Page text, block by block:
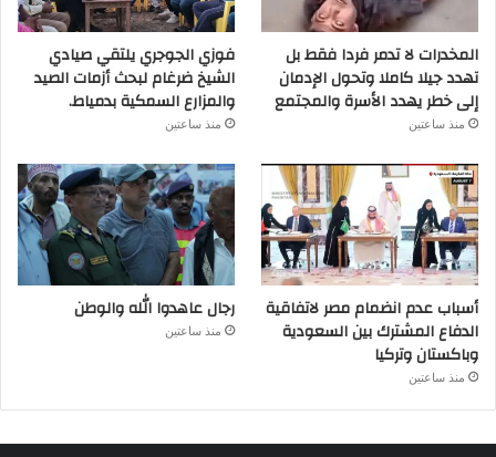
المخدرات لا تدمر فردا فقط بل
تهدد جيلا كاملا وتحول الإدمان
إلى خطر يهدد الأسرة والمجتمع
منذ ساعتين
فوزي الجوجري يلتقي صيادي
الشيخ ضرغام لبحث أزمات الصيد
والمزارع السمكية بدمياط.
منذ ساعتين
أسباب عدم انضمام مصر لاتفاقية
الدفاع المشترك بين السعودية
وباكستان وتركيا
منذ ساعتين
رجال عاهدوا الله والوطن
منذ ساعتين